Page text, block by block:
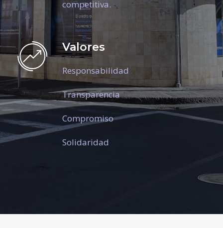
competitiva.
Valores
Responsabilidad
Transparencia
Compromiso
Solidaridad